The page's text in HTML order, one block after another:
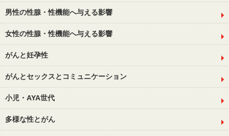
男性の性腺・性機能へ与える影響
女性の性腺・性機能へ与える影響
がんと妊孕性
がんとセックスとコミュニケーション
小児・AYA世代
多様な性とがん